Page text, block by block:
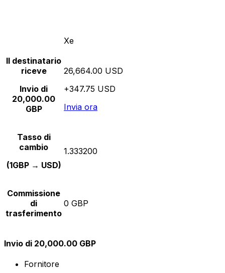
Xe
Il destinatario
riceve
Invio di
20,000.00
GBP
26,664.00 USD
+347.75 USD
Invia ora
Tasso di
cambio
(1GBP → USD)
1.333200
Commissione
di
trasferimento
0 GBP
Invio di 20,000.00 GBP
Fornitore